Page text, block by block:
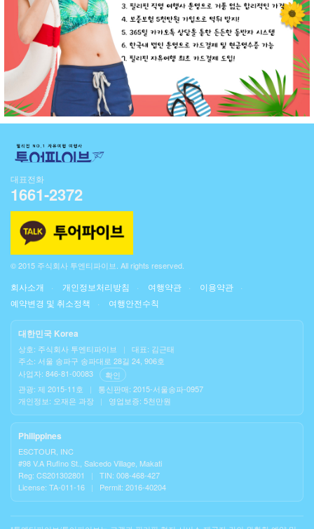
대표전화
1661-2372
© 2015 주식회사 투엔티파이브. All rights reserved.
회사소개 개인정보처리방침 여행약관
이용약관
예약변경 및 취소정책
여행안전수칙
대한민국 Korea
상호: 주식회사 투엔티파이브 |
대표: 김근태
주소: 서울 송파구 송파대로 28길 24, 906호
사업자: 846-81-00083
확인
관광: 제 2015-11호
|
통신판매: 2015-서울송파-0957
개인정보: 오재은 과장
| 영업보증: 5천만원
Philippines
ESCTOUR, INC
#98 V.A Rufino St., Salcedo Village, Makati
Reg: CS201302801
|
TIN: 008-468-427
License: TA-011-16
| Permit: 2016-40204